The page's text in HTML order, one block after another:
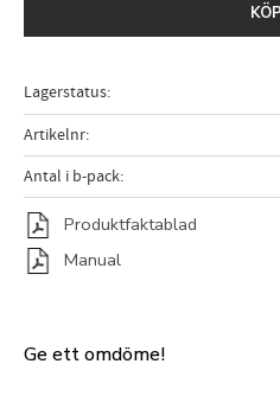
KÖP
Lagerstatus
Artikelnr
Antal i b-pack
Produktfaktablad
Manual
Ge ett omdöme!